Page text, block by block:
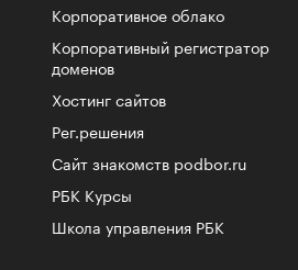
Корпоративное облако
Корпоративный регистратор
доменов
Хостинг сайтов
Рег.решения
Сайт знакомств podbor.ru
РБК Курсы
Школа управления РБК